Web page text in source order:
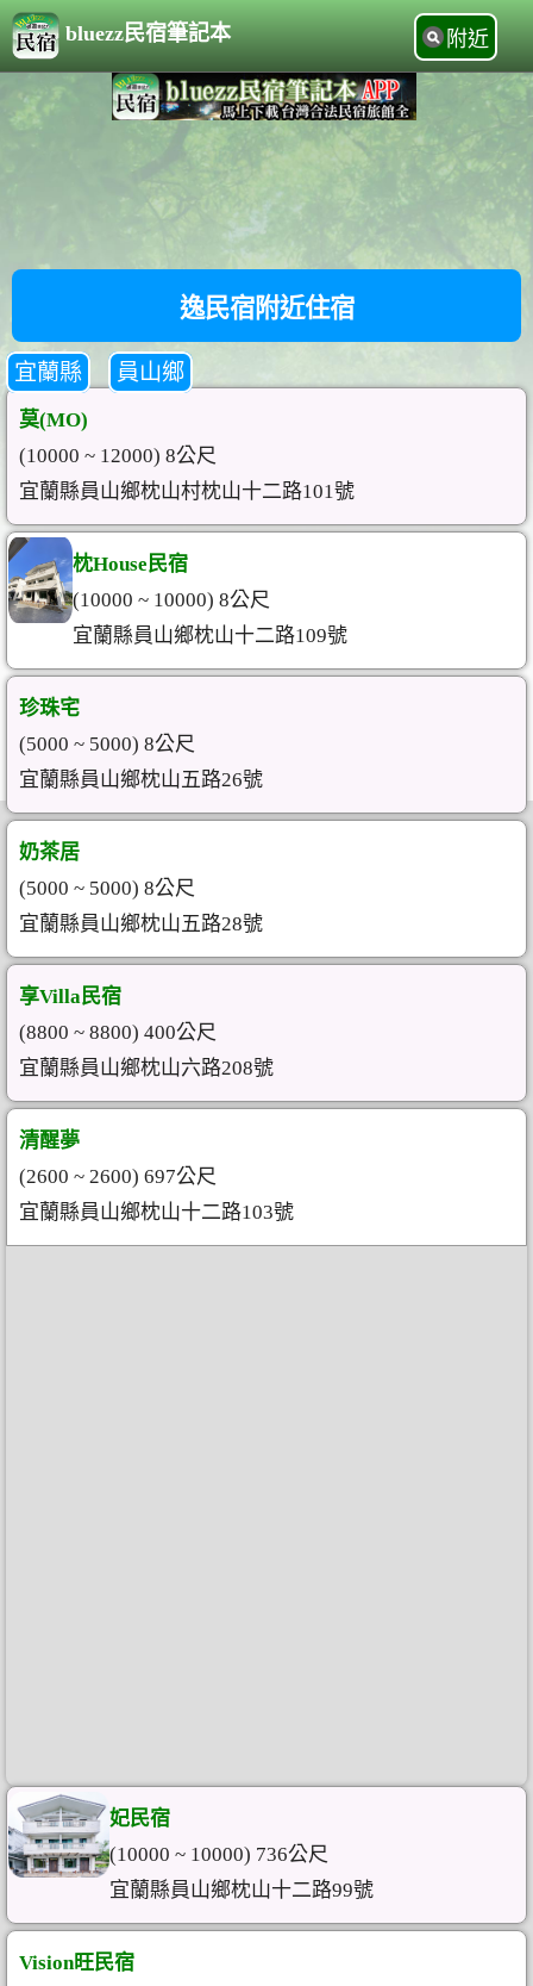
bluezz民宿筆記本 附近
逸民宿附近住宿
宜蘭縣 員山鄉
莫(MO)
(10000 ~ 12000) 8公尺
宜蘭縣員山鄉枕山村枕山十二路101號
枕House民宿
(10000 ~ 10000) 8公尺
宜蘭縣員山鄉枕山十二路109號
珍珠宅
(5000 ~ 5000) 8公尺
宜蘭縣員山鄉枕山五路26號
奶茶居
(5000 ~ 5000) 8公尺
宜蘭縣員山鄉枕山五路28號
享Villa民宿
(8800 ~ 8800) 400公尺
宜蘭縣員山鄉枕山六路208號
清醒夢
(2600 ~ 2600) 697公尺
宜蘭縣員山鄉枕山十二路103號
妃民宿
(10000 ~ 10000) 736公尺
宜蘭縣員山鄉枕山十二路99號
Vision旺民宿